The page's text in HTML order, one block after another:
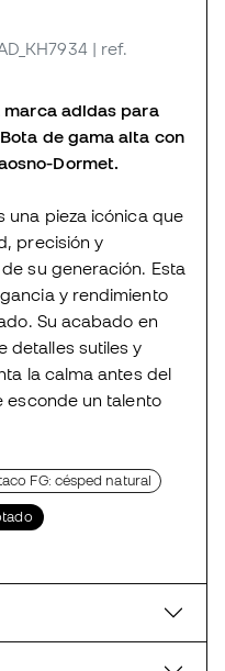
| ref.
marca adidas para
de gama alta con
Dormet.
una pieza icónica que
precisión y
su generación. Esta
y rendimiento
Su acabado en
detalles sutiles y
la calma antes del
esconde un talento
FG: césped natural